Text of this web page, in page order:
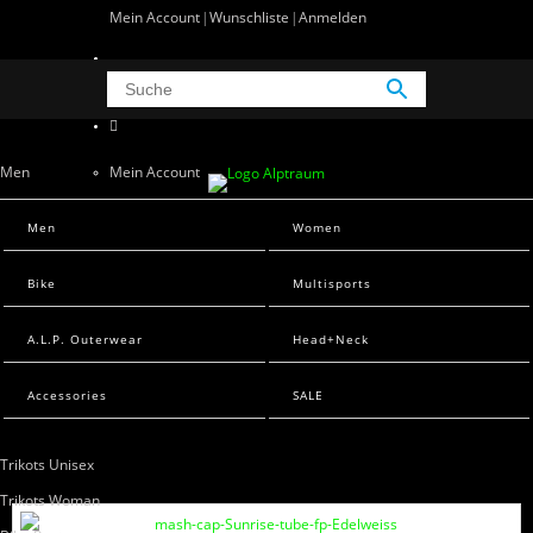
Mein Account Wunschliste Anmelden
Men
Men Sweats
Men T-Shirts
Women
Women Sweats
Bike
Trikots Unisex
Trikots Woman
Mein Account
Men Women
Bike Multisports
A.L.P. Outerwear Head+Neck
Accessories SALE